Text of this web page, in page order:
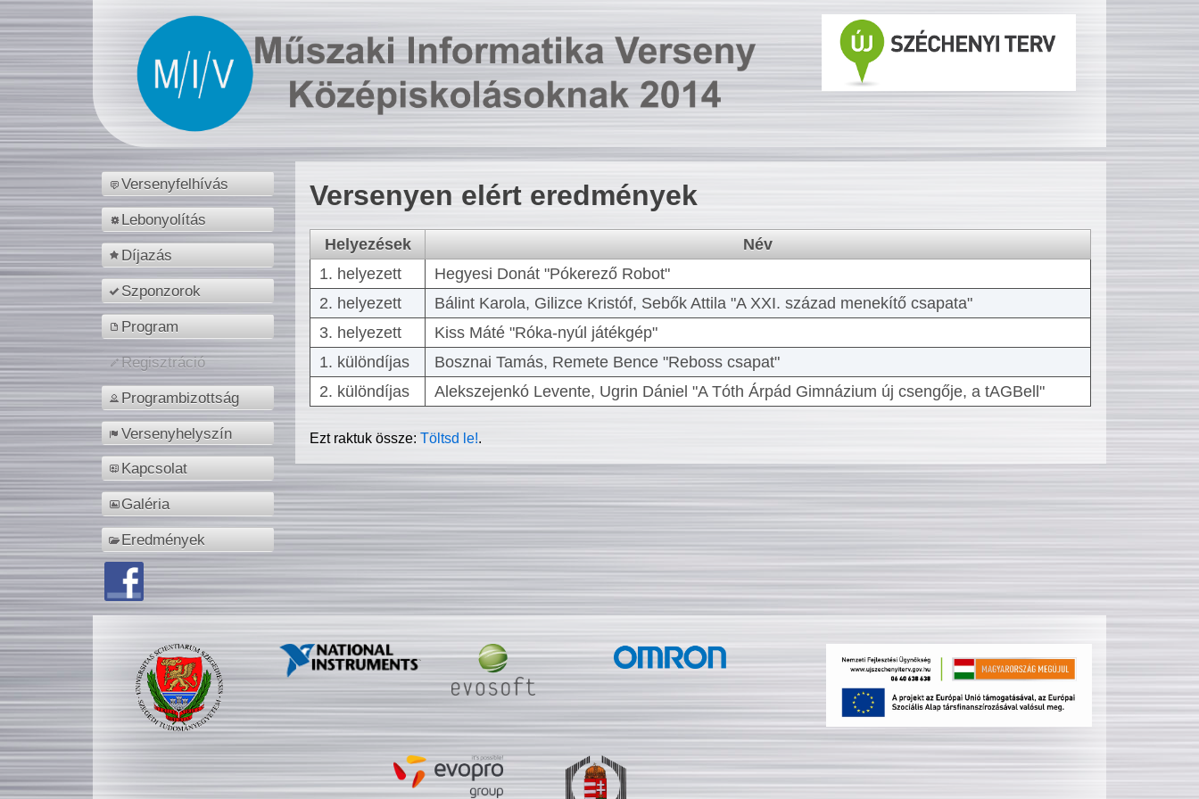
Versenyfelhívás
Lebonyolítás
Díjazás
Szponzorok
Program
Regisztráció
Programbizottság
Versenyhelyszín
Kapcsolat
Galéria
Eredmények
Versenyen elért eredmények
Helyezések
Név
1. helyezett
Hegyesi Donát "Pókerező Robot"
2. helyezett
Bálint Karola, Gilizce Kristóf, Sebők Attila "A XXI. század menekítő csapata"
3. helyezett
Kiss Máté "Róka-nyúl játékgép"
1. különdíjas
Bosznai Tamás, Remete Bence "Reboss csapat"
2. különdíjas
Alekszejenkó Levente, Ugrin Dániel "A Tóth Árpád Gimnázium új csengője, a tAGBell"
Ezt raktuk össze:Töltsd le!.